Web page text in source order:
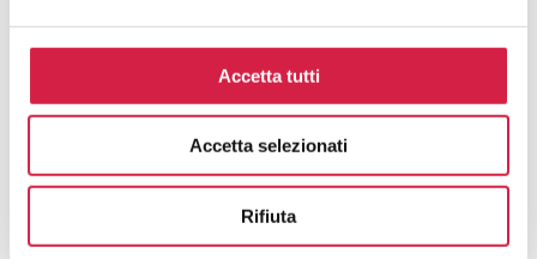
Accetta tutti
Accetta selezionati
Rifiuta
Nome e cognome*
E-mail*